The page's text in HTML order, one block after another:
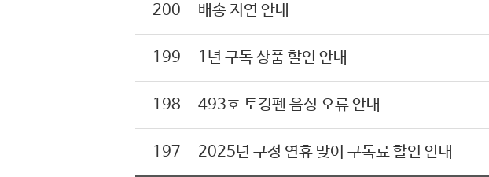
200 배송 지연 안내
199 1년 구독 상품 할인 안내
198 493호 토킹펜 음성 오류 안내
197 2025년 구정 연휴 맞이 구독료 할인 안내